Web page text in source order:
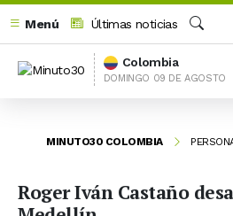
Menú
Últimas noticias
Buscar
Colombia
DOMINGO 09 DE AGOSTO
MINUTO30 COLOMBIA
Roger Iván Castaño